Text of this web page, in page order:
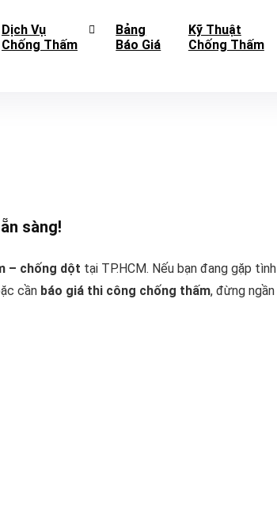
Dịch Vụ
Chống Thấm
Bảng
Báo Giá
Kỹ Thuật
Chống Thấm
sàng!
– chống dột tại TP.HCM. Nếu bạn đang gặp tình
cần báo giá thi công chống thấm, đừng ngần